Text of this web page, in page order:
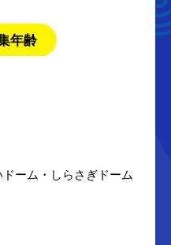
年齢
ーム・しらさぎドーム